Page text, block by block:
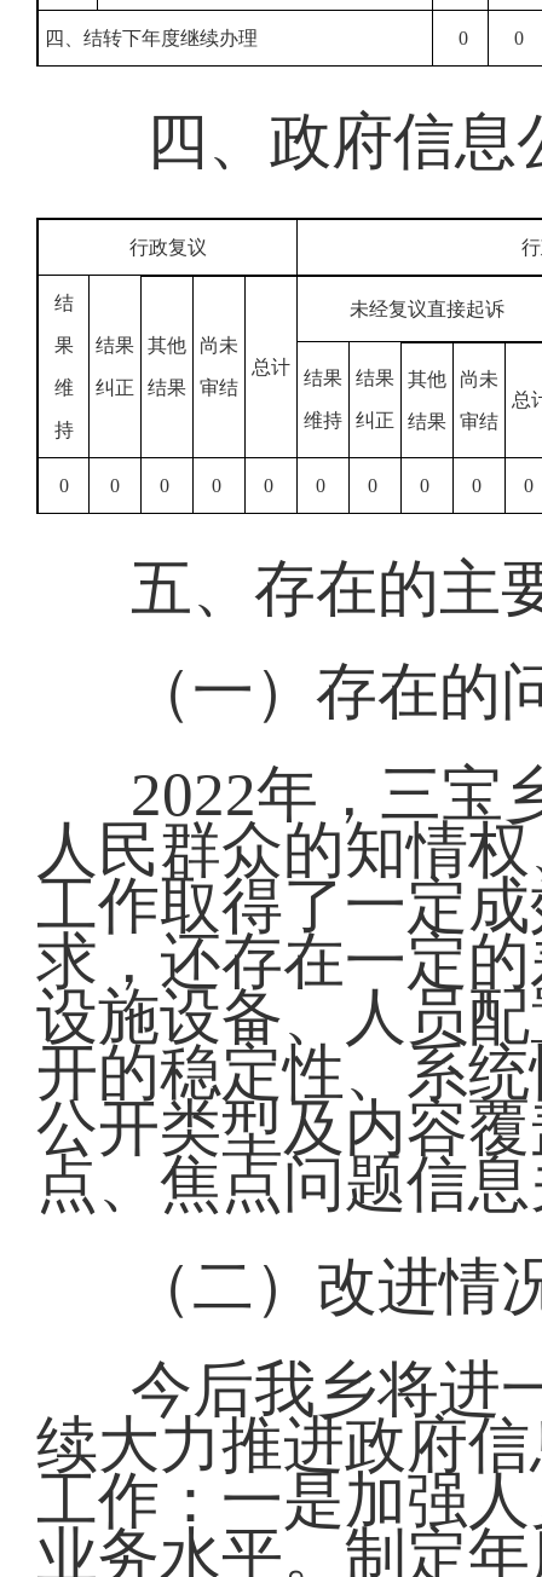
四、结转下年度继续办理 0 0
四、政府信
行政复议
结
果
维
持
结果
纠正
其他
结果
尚未
审结
总计
未经复议直接起诉
结果
维持
结果
纠正
其他
结果
尚未
审结
总
0 0 0 0 0 0 0 0 0 0
五、存在的主
（一）存在的
2022年，三宝
人民群众的知情
工作取得了一定
求，还存在一定
设施设备、人员
开的稳定性、系
公开类型及内容
点、焦点问题信
（二）改进情
今后我乡将进
续大力推进政府
工作：一是加强
业务水平。制定